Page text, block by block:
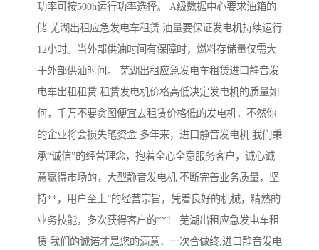
功率可按500h运行功率选择。 A级数据中心要求油箱的
储 芜湖出租应急发电车租赁 油量要保证发电机持续运行
12小时。当外部供油时间有保障时，燃料存储量仅需大
于外部供油时间。 芜湖出租应急发电车租赁进口静音发
电车出租租赁 租赁发电机价格高低决定发电机的质量如
何，千万不要贪图便宜去租赁价格低的发电机，不然你
的企业将会损失笔资金 多年来，进口静音发电机 我们秉
承“诚信”的经营理念，抱着全心全意服务客户，诚心诚
意赢得市场的，大型静音发电机 不断完善业务质量，坚
持**，用户至上”的经营宗旨，凭着良好的机械，精熟的
业务技能，多次获得客户的**！ 芜湖出租应急发电车租
赁 我们的诚诺才是您的满意，一次合做终,进口静音发电